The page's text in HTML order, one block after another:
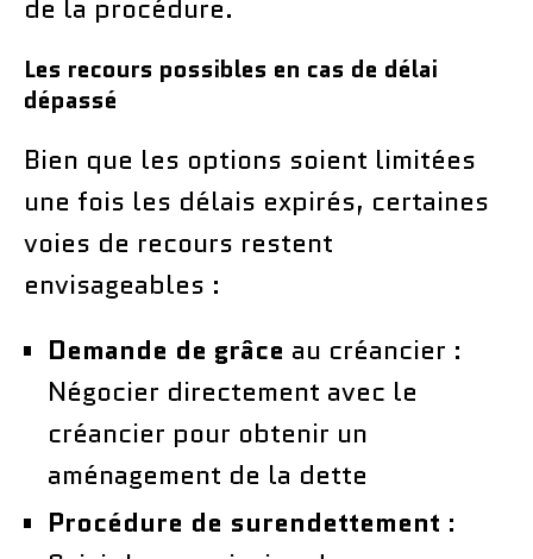
de la procédure.
Les recours possibles en cas de délai
dépassé
Bien que les options soient limitées
une fois les délais expirés, certaines
voies de recours restent
envisageables :
Demande de grâce au créancier :
Négocier directement avec le
créancier pour obtenir un
aménagement de la dette
Procédure de surendettement :